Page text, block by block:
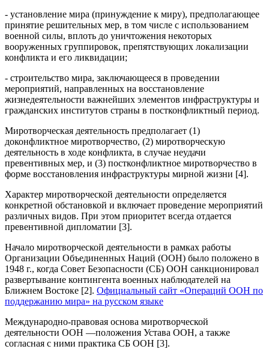
- установление мира (принуждение к миру), предполагающее
принятие решительных мер, в том числе с использованием
военной силы, вплоть до уничтожения некоторых
вооруженных группировок, препятствующих локализации
конфликта и его ликвидации;
- строительство мира, заключающееся в проведении
мероприятий, направленных на восстановление
жизнедеятельности важнейших элементов инфраструктуры и
гражданских институтов страны в постконфликтный период.
Миротворческая деятельность предполагает (1)
доконфликтное миротворчество, (2) миротворческую
деятельность в ходе конфликта, в случае неудачи
превентивных мер, и (3) постконфликтное миротворчество в
форме восстановления инфраструктуры мирной жизни [4].
Характер миротворческой деятельности определяется
конкретной обстановкой и включает проведение мероприятий
различных видов. При этом приоритет всегда отдается
превентивной дипломатии [3].
Начало миротворческой деятельности в рамках работы
Организации Объединенных Наций (ООН) было положено в
1948 г., когда Совет Безопасности (СБ) ООН санкционировал
развертывание контингента военных наблюдателей на
Ближнем Востоке [2]. Официальный сайт «Операций ООН по
поддержанию мира» на русском языке
Международно-правовая основа миротворческой
деятельности ООН —положения Устава ООН, а также
согласная с ними практика СБ ООН [3].